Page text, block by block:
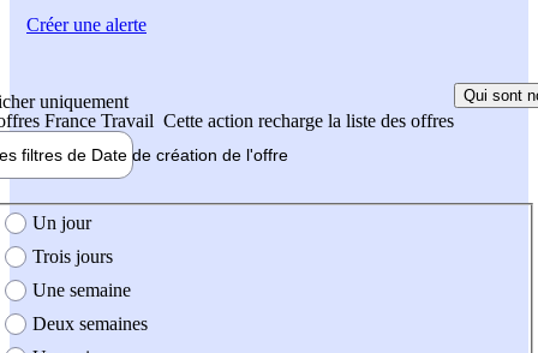
uniquement
France Travail Cette action recharge la liste des offres
Qui sont
filtres de Date de création de l'offre
création de l'offre
Un jour
Trois jours
Une semaine
Deux semaines
Créer une alerte